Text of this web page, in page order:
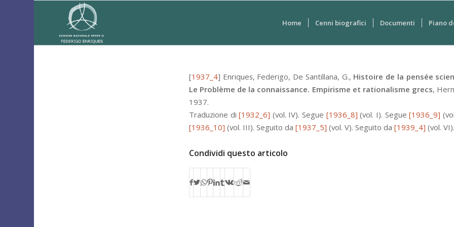
Home Cenni biografici Documenti Piano
[1937_4] Enriques, Federigo, De Santillana, G., Histoire de la pensée
Le Problème de la connaissance. Empirisme et rationalisme grecs,
1937.
Traduzione di[1932_6] (vol. IV). Segue [1936_8] (vol. I). Segue[1936_9]
[1936_10] (vol. III). Seguito da [1937_5] (vol. V). Seguito da [1939_4] (vol. VI).
Condividi questo articolo